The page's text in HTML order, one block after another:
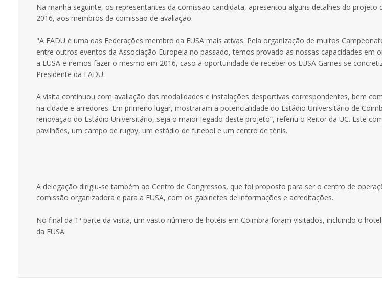
Na manhã seguinte, os representantes da comissão candidata, apresentou alguns detalhes do projeto
2016, aos membros da comissão de avaliação.
"A FADU é uma das Federações membro da EUSA mais ativas. Pela organização de muitos
entre outros eventos da Associação Europeia no passado, temos provado as nossas capacidades em
a EUSA e iremos fazer o mesmo em 2016, caso a oportunidade de receber os EUSA Games se
Presidente da FADU.
A visita continuou com avaliação das modalidades e instalações desportivas correspondentes, bem
na cidade e arredores. Em primeiro lugar, mostraram a potencialidade do Estádio Universitário de
renovação do Estádio Universitário, seja o maior legado deste projeto”, referiu o Reitor da UC. Este
pavilhões, um campo de rugby, um estádio de futebol e um centro de ténis.
A delegação dirigiu-se também ao Centro de Congressos, que foi proposto para ser o centro de
comissão organizadora e para a EUSA, com os gabinetes de informações e acreditações.
No final da 1ª parte da visita, um vasto número de hotéis em Coimbra foram visitados, incluindo o
da EUSA.